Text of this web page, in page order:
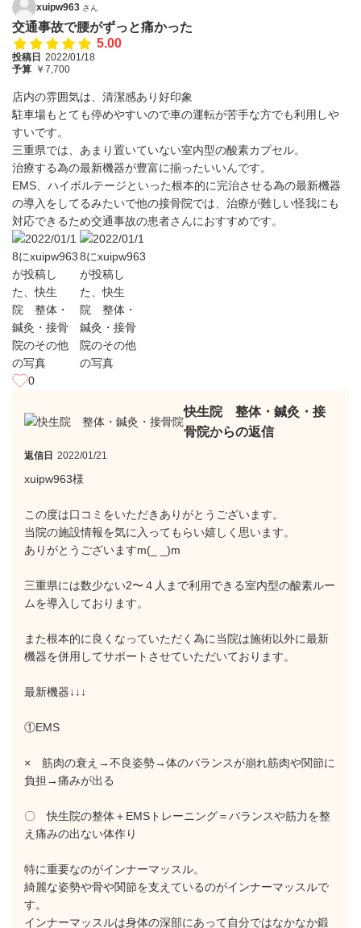
xuipw963 さん
交通事故で腰がずっと痛かった
5.00
投稿日 2022/01/18
予算 ￥7,700
店内の雰囲気は、清潔感あり好印象
駐車場もとても停めやすいので車の運転が苦手な方でも利用しや
すいです。
三重県では、あまり置いていない室内型の酸素カプセル。
治療する為の最新機器が豊富に揃ったいいんです。
EMS、ハイボルテージといった根本的に完治させる為の最新機器
の導入をしてるみたいで他の接骨院では、治療が難しい怪我にも
対応できるため交通事故の患者さんにおすすめです。
0
快生院 整体・鍼灸・接
骨院からの返信
返信日 2022/01/21
xuipw963様
この度は口コミをいただきありがとうございます。
当院の施設情報を気に入ってもらい嬉しく思います。
ありがとうございますm(_ _)m
三重県には数少ない2〜４人まで利用できる室内型の酸素ルー
ムを導入しております。
また根本的に良くなっていただく為に当院は施術以外に最新
機器を併用してサポートさせていただいております。
最新機器↓↓↓
①EMS
× 筋肉の衰え→不良姿勢→体のバランスが崩れ筋肉や関節に
負担→痛みが出る
〇 快生院の整体＋EMSトレーニング＝バランスや筋力を整
え痛みの出ない体作り
特に重要なのがインナーマッスル。
綺麗な姿勢や骨や関節を支えているのがインナーマッスルで
す。
インナーマッスルは身体の深部にあって自分ではなかなか鍛